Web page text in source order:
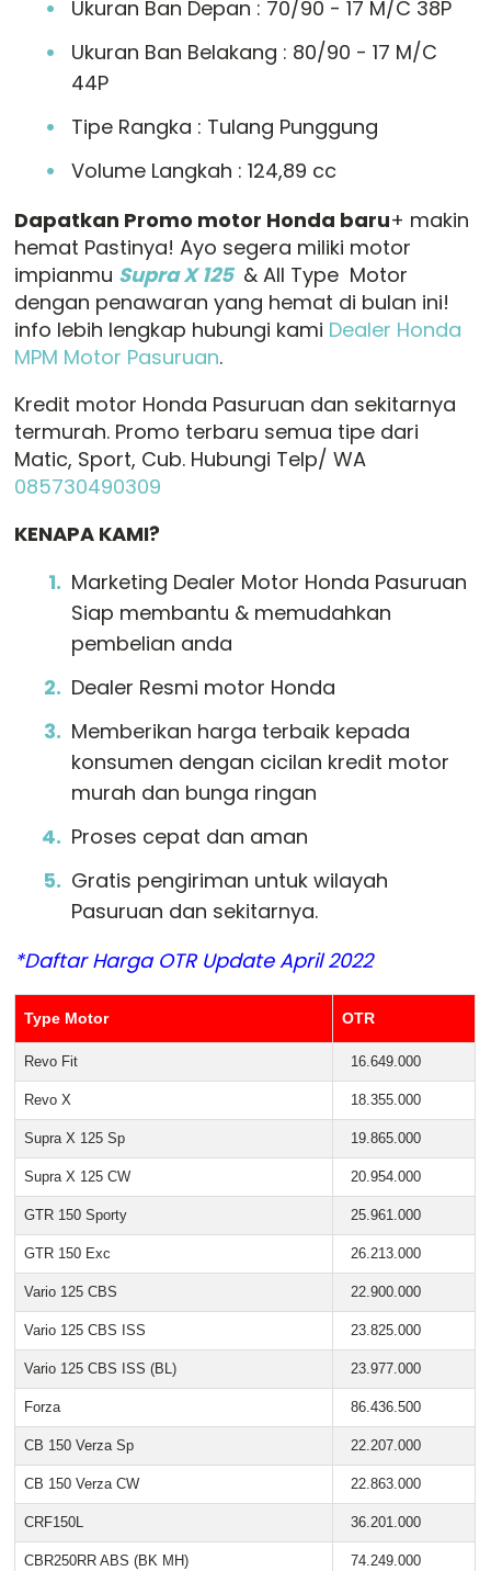
Ukuran Ban Depan : 70/90 - 17 M/C 38P
Ukuran Ban Belakang : 80/90 - 17 M/C
44P
Tipe Rangka : Tulang Punggung
Volume Langkah : 124,89 cc
Dapatkan Promo motor Honda baru+ makin
hemat Pastinya! Ayo segera miliki motor
impianmu Supra X 125 & All Type Motor
dengan penawaran yang hemat di bulan ini!
info lebih lengkap hubungi kami Dealer Honda
MPM Motor Pasuruan.
Kredit motor Honda Pasuruan dan sekitarnya
termurah. Promo terbaru semua tipe dari
Matic, Sport, Cub. Hubungi Telp/ WA
085730490309
KENAPA KAMI?
Marketing Dealer Motor Honda Pasuruan
Siap membantu & memudahkan
pembelian anda
Dealer Resmi motor Honda
Memberikan harga terbaik kepada
konsumen dengan cicilan kredit motor
murah dan bunga ringan
Proses cepat dan aman
Gratis pengiriman untuk wilayah
Pasuruan dan sekitarnya.
*Daftar Harga OTR Update April 2022
Type Motor OTR
Revo Fit 16.649.000
Revo X 18.355.000
Supra X 125 Sp 19.865.000
Supra X 125 CW 20.954.000
GTR 150 Sporty 25.961.000
GTR 150 Exc 26.213.000
Vario 125 CBS 22.900.000
Vario 125 CBS ISS 23.825.000
Vario 125 CBS ISS (BL) 23.977.000
Forza 86.436.500
CB 150 Verza Sp 22.207.000
CB 150 Verza CW 22.863.000
CRF150L 36.201.000
CBR250RR ABS (BK MH) 74.249.000